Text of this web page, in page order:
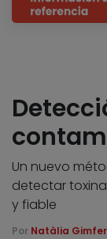
Un nuevo
detectar
y fiable
Por Natàlia